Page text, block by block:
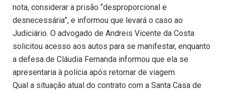
nota, considerar a prisão “desproporcional e
desnecessária”, e informou que levará o caso ao
Judiciário. O advogado de Andreis Vicente da Costa
solicitou acesso aos autos para se manifestar, enquanto
a defesa de Cláudia Fernanda informou que ela se
apresentaria à polícia após retornar de viagem.
Qual a situação atual do contrato com a Santa Casa de